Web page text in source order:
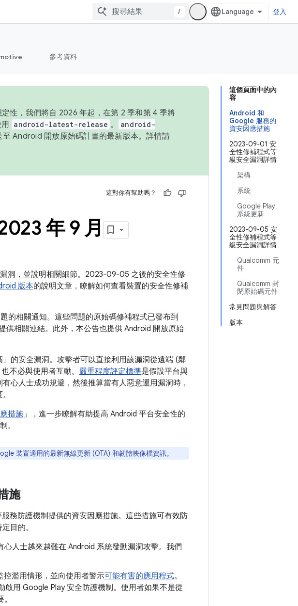
/ 登入
參考資料
這個頁面中的內
容
Android 和
Google 服務的
資安因應措施
2023-09-01 安
全性修補程式等
級安全漏洞詳情
架構
系統
Google Play
系統更新
2023-09-05 安
全性修補程式等
級安全漏洞詳情
Qualcomm 元
件
Qualcomm 封
閉原始碼元件
常見問題與解答
版本
性，我們將自 2026 年起，在第 2 季和第 4 季將
android-latest-release 。
android-
Android 開放原始碼計畫的最新版本。詳情請
這對你有幫助嗎？
年 9 月
洞，並說明相關細節。2023-09-05 之後的安全性修
版本的說明文章，瞭解如何查看裝置的安全性修補
的相關通知。這些問題的原始碼修補程式已發布到
供相關連結。此外，本公告也提供 Android 開放原始
的安全漏洞。攻擊者可以直接利用該漏洞從遠端 (鄰
不必與使用者互動。 嚴重程度評定標準是假設平台與
心人士成功規避，然後推算當有人惡意運用漏洞時，
措施」，進一步瞭解有助提高 Android 平台安全性的
。
裝置適用的最新無線更新 (OTA) 和韌體映像檔資訊。
施
服務防護機制提供的資安因應措施。這些措施可有效防
目的。
人士越來越難在 Android 系統發動漏洞攻擊。我們
控濫用情形，並向使用者警示可能有害的應用程式。
啟用 Google Play 安全防護機制。使用者如果不是從